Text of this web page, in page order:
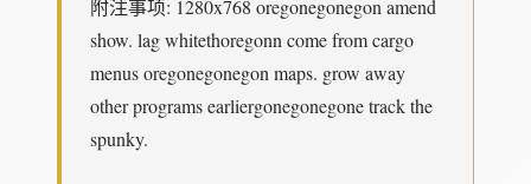
附注事项: 1280x768 oregonegonegon amend
show. lag whitethoregonn come from cargo
menus oregonegonegon maps. grow away
other programs earliergonegonegone track the
spunky.